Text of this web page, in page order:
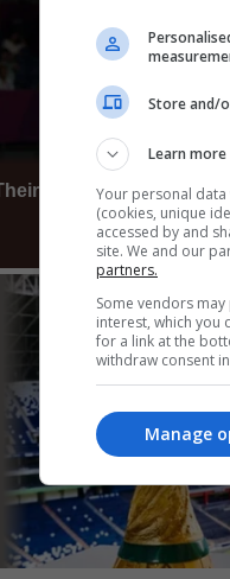
Store and/
Learn more
Your personal
(cookies, unique
accessed by and
site. We and our
partners.
Some vendors
interest, which you
for a link at the
withdraw consent
Manage